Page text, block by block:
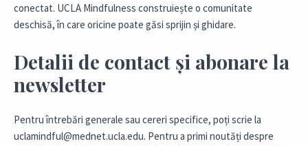
conectat. UCLA Mindfulness construiește o comunitate
deschisă, în care oricine poate găsi sprijin și ghidare.
Detalii de contact și abonare la
newsletter
Pentru întrebări generale sau cereri specifice, poți scrie la
uclamindful@mednet.ucla.edu. Pentru a primi noutăți despre